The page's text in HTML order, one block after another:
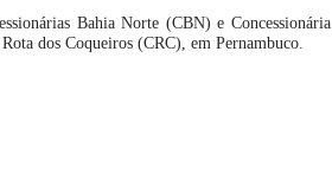
Bahia Norte (CBN) e Concessionária
dos Coqueiros (CRC), em Pernambuco.